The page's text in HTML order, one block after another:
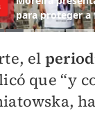
el
que “y